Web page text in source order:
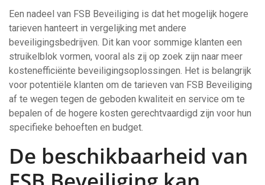
Een nadeel van FSB Beveiliging is dat het mogelijk hogere
tarieven hanteert in vergelijking met andere
beveiligingsbedrijven. Dit kan voor sommige klanten een
struikelblok vormen, vooral als zij op zoek zijn naar meer
kostenefficiënte beveiligingsoplossingen. Het is belangrijk
voor potentiële klanten om de tarieven van FSB Beveiliging
af te wegen tegen de geboden kwaliteit en service om te
bepalen of de hogere kosten gerechtvaardigd zijn voor hun
specifieke behoeften en budget.
De beschikbaarheid van